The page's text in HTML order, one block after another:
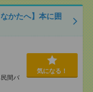
かたへ】本に囲
間バ
気になる！